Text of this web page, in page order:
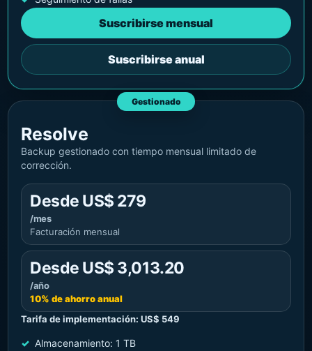
Suscribirse mensual
Suscribirse anual
Gestionado
Resolve
Backup gestionado con tiempo mensual limitado de
corrección.
Desde US$ 279
/mes
Facturación mensual
Desde US$ 3,013.20
/año
10% de ahorro anual
Tarifa de implementación: US$ 549
Almacenamiento: 1 TB